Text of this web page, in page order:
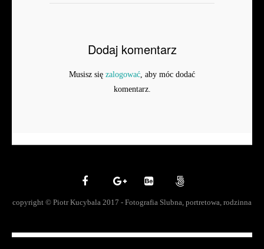
Dodaj komentarz
Musisz się zalogować , aby móc dodać
komentarz.
copyright © Piotr Kucybala 2017 - Fotografia Slubna, portretowa, rodzinna